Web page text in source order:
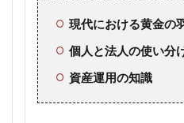
現代における黄金の
個人と法人の使い分
資産運用の知識